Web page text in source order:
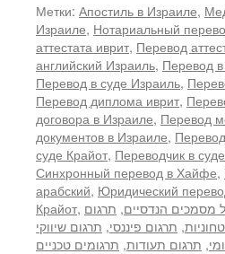
Метки: Апостиль в Израиле,
Израиле, Нотариальный
аттестата иврит, Перевод
английский Израиль, Перевод
Перевод в суде Израиль,
Перевод диплома иврит,
договора в Израиле, Перевод
документов в Израиле,
суде Крайот, Переводчик в
Синхронный перевод в Хайфе,
арабский, Юридический
Крайот, מסמכים הנדסיים, תרגום
, תרגום פיננסי, תרגום שיווקי
, תרגום תעודות, תרגומים טכניים